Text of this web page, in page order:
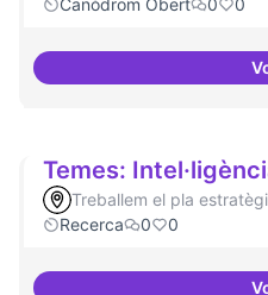
Canòdrom Obert 0 0
Temes:
Treballem el pla
Recerca
0 0